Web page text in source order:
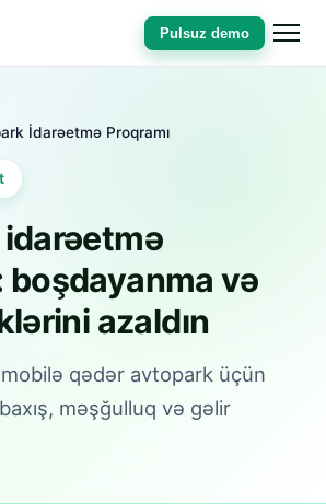
Pulsuz demo
İdarəetmə Proqramı
boşdayanma və
azaldın
qədər avtopark üçün
məşğulluq və gəlir